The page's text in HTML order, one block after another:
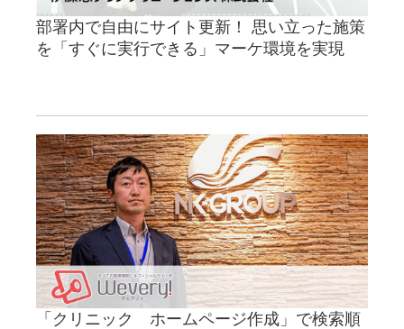
部署内で自由にサイト更新！ 思い立った施策
を「すぐに実行できる」マーケ環境を実現
「クリニック ホームページ作成」で検索順